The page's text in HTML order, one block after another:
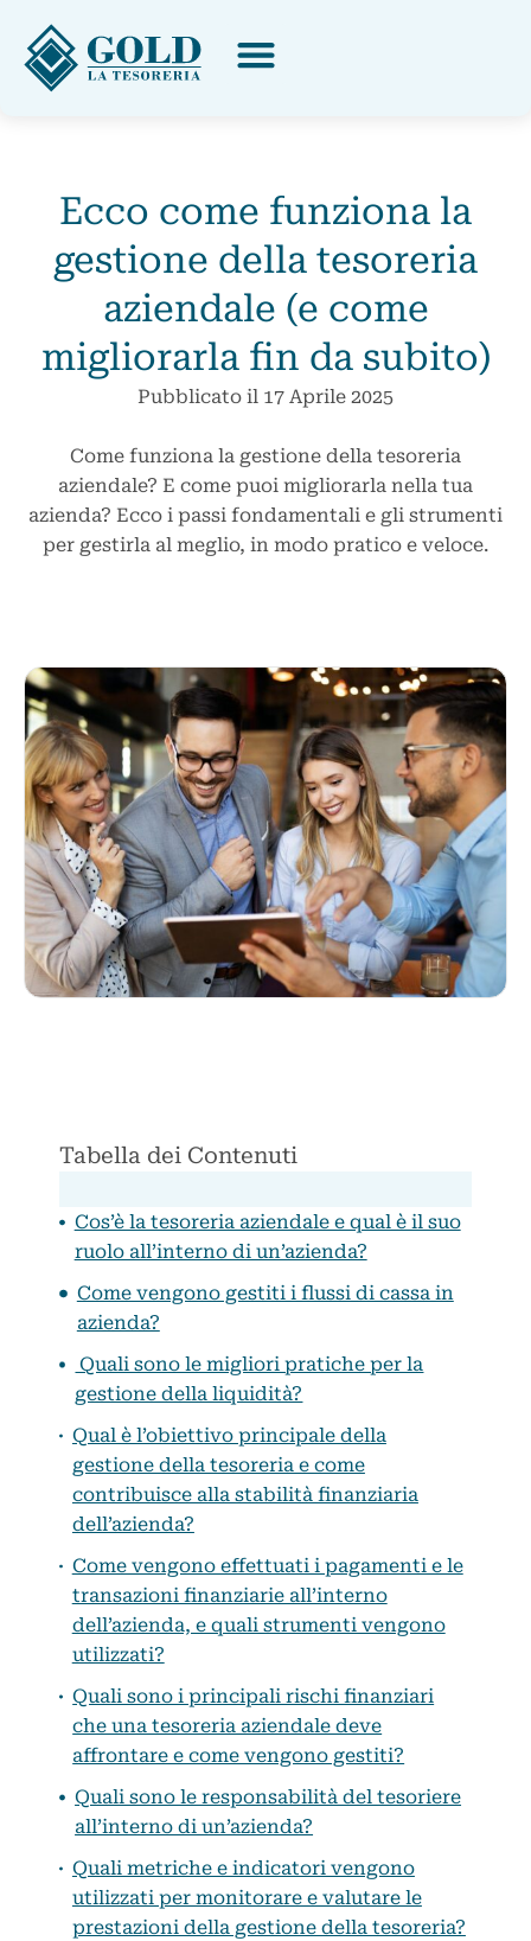
Ecco come funziona la
gestione della tesoreria
aziendale (e come
migliorarla fin da subito)
Pubblicato il 17 Aprile 2025
Come funziona la gestione della tesoreria
aziendale? E come puoi migliorarla nella tua
azienda? Ecco i passi fondamentali e gli strumenti
per gestirla al meglio, in modo pratico e veloce.
Tabella dei Contenuti
Cos’è la tesoreria aziendale e qual è il suo
ruolo all’interno di un’azienda?
Come vengono gestiti i flussi di cassa in
azienda?
Quali sono le migliori pratiche per la
gestione della liquidità?
Qual è l’obiettivo principale della
gestione della tesoreria e come
contribuisce alla stabilità finanziaria
dell’azienda?
Come vengono effettuati i pagamenti e le
transazioni finanziarie all’interno
dell’azienda, e quali strumenti vengono
utilizzati?
Quali sono i principali rischi finanziari
che una tesoreria aziendale deve
affrontare e come vengono gestiti?
Quali sono le responsabilità del tesoriere
all’interno di un’azienda?
Quali metriche e indicatori vengono
utilizzati per monitorare e valutare le
prestazioni della gestione della tesoreria?